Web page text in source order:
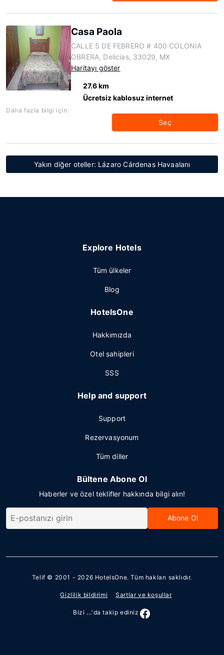
Casa Paola
CALLE 5 DE FEBRERO # 400 COLONIA
OBRERA, Delicias, 33029, MX
Haritayı göster
27.6 km
Ücretsiz kablosuz internet
Daha fazla bilgi için:
Seç
Yakın diğer oteller: Lázaro Cárdenas Havaalanı
Explore Hotels
Tüm ülkeler
Blog
HotelsOne
Hakkımızda
Otel sahipleri
SSS
Help and support
Support
Rezervasyonum
Tüm diller
Bültene Abone Ol
Haberler ve özel teklifler hakkında bilgi alın!
Abone Ol
Telif © 2001 - 2026 HotelsOne. Tüm hakları saklıdır.
Gizlilik bildirimi Şartlar ve koşullar
Bizi ...'da takip ediniz